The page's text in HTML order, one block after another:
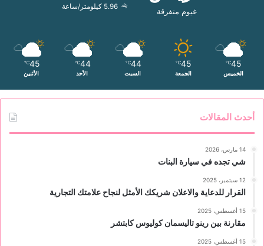
غيوم متفرقة
5.96 كيلومتر/ساعة
45
℃
الخميس
45
℃
الجمعة
44
℃
السبت
44
℃
الأحد
45
℃
الأثنين
أحدث المقالات
14 مارس، 2026
شي تجده في سيارة البنات
12 سبتمبر، 2025
القرار للدعاية والاعلان شريكك الأمثل لنجاح علامتك التجارية
15 أغسطس، 2025
مقارنة بين رينو تاليسمان كوليوس كابتشر
15 أغسطس، 2025